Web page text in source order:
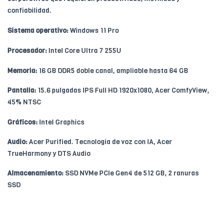
confiabilidad.
Sistema operativo:Windows 11 Pro
Procesador: Intel Core Ultra 7 255U
Memoria: 16 GB DDR5 doble canal, ampliable hasta 64 GB
Pantalla: 15.6 pulgadas IPS Full HD 1920x1080, Acer ComfyView,
45% NTSC
Gráficos: Intel Graphics
Audio:Acer Purified. Tecnologia de voz con IA, Acer
TrueHarmony y DTS Audio
Almacenamiento: SSD NVMe PCIe Gen4 de 512 GB, 2 ranuras
SSD